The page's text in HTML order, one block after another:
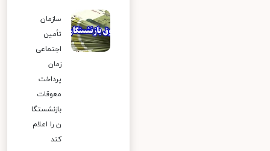
سازمان
تأمین
اجتماعی
زمان
پرداخت
معوقات
بازنشستگا
ن را اعلام
کند